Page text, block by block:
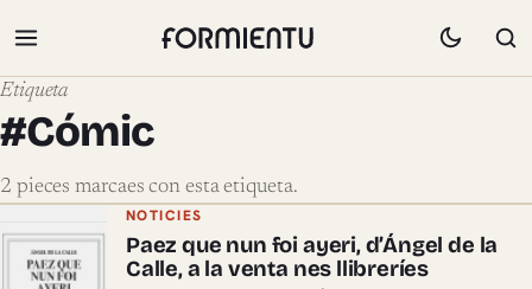
Etiqueta
#Cómic
2 pieces marcaes con esta etiqueta.
Pieces marcaes con #Cómic
NOTICIES
Paez que nun foi ayeri, d’Ángel de la
Calle, a la venta nes llibreríes